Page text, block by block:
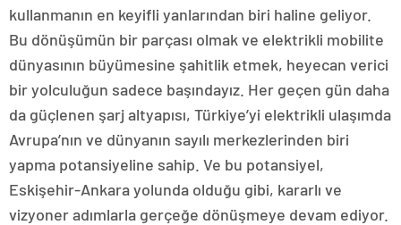
kullanmanın en keyifli yanlarından biri haline geliyor.
Bu dönüşümün bir parçası olmak ve elektrikli mobilite
dünyasının büyümesine şahitlik etmek, heyecan verici
bir yolculuğun sadece başındayız. Her geçen gün daha
da güçlenen şarj altyapısı, Türkiye’yi elektrikli ulaşımda
Avrupa’nın ve dünyanın sayılı merkezlerinden biri
yapma potansiyeline sahip. Ve bu potansiyel,
Eskişehir-Ankara yolunda olduğu gibi, kararlı ve
vizyoner adımlarla gerçeğe dönüşmeye devam ediyor.